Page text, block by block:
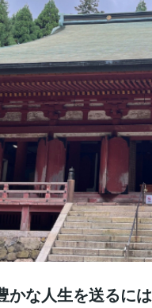
かな人生を送るには